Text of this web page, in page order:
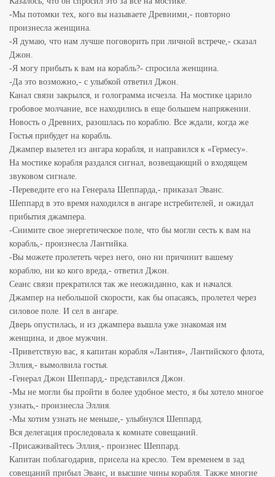
-Мы потомки тех, кого вы называете Древними,- повторно
произнесла женщина.
-Я думаю, что нам лучше поговорить при личной встрече,- сказал
Джон.
-Я могу прибыть к вам на корабль?- спросила женщина.
-Да это возможно,- с улыбкой ответил Джон.
Канал связи закрылся, и голограмма исчезла. На мостике царило
гробовое молчание, все находились в еще большем напряжении.
Новость о Древних, разошлась по кораблю. Все ждали, когда же
Гостья прибудет на корабль.
Джампер вылетел из ангара корабля, и направился к «Гермесу».
На мостике корабля раздался сигнал, возвещающий о входящем
звуковом сигнале.
-Переведите его на Генерала Шеппарда,- приказал Эванс.
Шеппард в это время находился в ангаре истребителей, и ожидал
прибытия джампера.
-Снимите свое энергетическое поле, что бы могли сесть к вам на
корабль,- произнесла Лантийка.
-Вы можете пролететь через него, оно ни причинит вашему
кораблю, ни ко кого вреда,- ответил Джон.
Сеанс связи прекратился так же неожиданно, как и начался.
Джампер на небольшой скорости, как бы опасаясь, пролетел через
силовое поле. И сел в ангаре.
Дверь опустилась, и из джампера вышла уже знакомая им
женщина, и двое мужчин.
-Приветствую вас, я капитан корабля «Лантия», Лантийского флота,
Эллия,- вымолвила гостья.
-Генерал Джон Шеппард,- представился Джон.
-Мы не могли бы пройти в более удобное место, я бы хотело многое
узнать,- произнесла Эллия.
-Мы хотим узнать не меньше,- улыбнулся Шеппард.
Вся делегация проследовала к комнате совещаний.
-Присаживайтесь Эллия,- произнес Шеппард.
Капитан поблагодарив, присела на кресло. Тем временем в зад
совещаний прибыл Эванс, и высшие чины корабля. Также многие